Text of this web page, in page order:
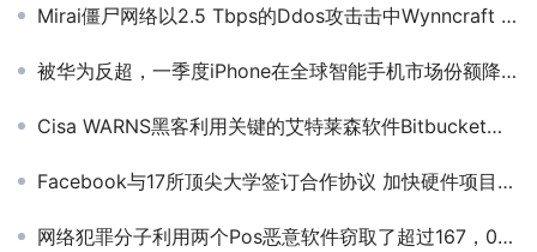
Mirai僵尸网络以2.5 Tbps的Ddos攻击击中Wynncraft Minecraft服务器
被华为反超，一季度iPhone在全球智能手机市场份额降至第三
Cisa WARNS黑客利用关键的艾特莱森软件Bitbucket服务器漏洞￼
Facebook与17所顶尖大学签订合作协议 加快硬件项目开发
网络犯罪分子利用两个Pos恶意软件窃取了超过167，000张信用卡的详细信息￼